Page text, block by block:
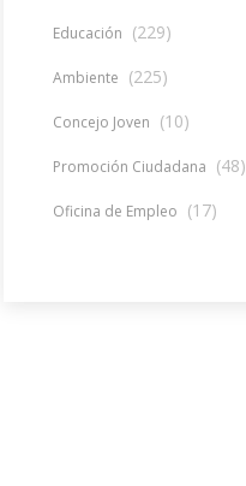
Educación (229)
Ambiente (225)
Concejo Joven (10)
Promoción Ciudadana (48)
Oficina de Empleo (17)